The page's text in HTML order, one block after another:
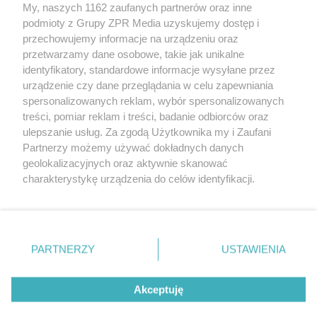
Żaden utwór zamieszczony w serwisie nie może być powielany i
rozpowszechniany lub dalej rozpowszechniany w jakikolwiek
sposób (w tym także elektroniczny lub mechaniczny) na
jakimkolwiek polu eksploatacji w jakiejkolwiek formie, włącznie z
umieszczaniem w Internecie bez pisemnej zgody właściciela praw.
Jakiekolwiek użycie lub wykorzystanie utworów w całości lub w
części z naruszeniem prawa, tzn. bez właściwej zgody, jest
zabronione pod groźbą kary i może być ścigane prawnie.
My, naszych 1162 zaufanych partnerów oraz inne
podmioty z Grupy ZPR Media uzyskujemy dostęp i
przechowujemy informacje na urządzeniu oraz
przetwarzamy dane osobowe, takie jak unikalne
identyfikatory, standardowe informacje wysyłane przez
urządzenie czy dane przeglądania w celu zapewniania
spersonalizowanych reklam, wybór spersonalizowanych
treści, pomiar reklam i treści, badanie odbiorców oraz
ulepszanie usług. Za zgodą Użytkownika my i Zaufani
Partnerzy możemy używać dokładnych danych
geolokalizacyjnych oraz aktywnie skanować
charakterystykę urządzenia do celów identyfikacji.
zmienić/wycofać klikając przycisk ustawień prywatności
znajdujący się w lewym dolnym rogu strony
rodzaje przetwarzania danych nie wymagają zgody
użytkownika, ale masz prawo sprzeciwić się takiemu
przetwarzaniu. Preferencje będą miały zastosowanie tylko
PARTNERZY USTAWIENIA
Akceptuję